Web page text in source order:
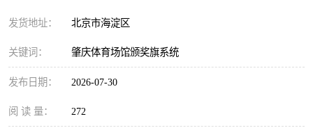
发货地址： 北京市海淀区
关键词： 肇庆体育场馆颁奖旗系统
发布日期： 2026-07-30
阅 读 量： 272